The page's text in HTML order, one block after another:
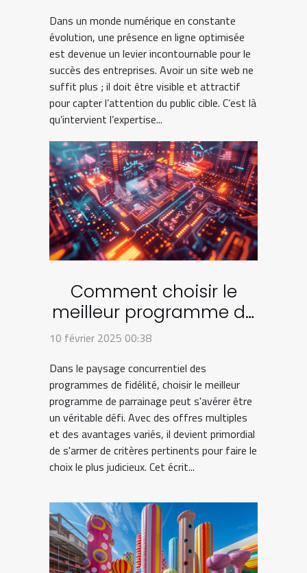
Dans un monde numérique en constante
évolution, une présence en ligne optimisée
est devenue un levier incontournable pour le
succès des entreprises. Avoir un site web ne
suffit plus ; il doit être visible et attractif
pour capter l’attention du public cible. C’est là
qu’intervient l’expertise...
Comment choisir le
meilleur programme de
parrainage en 2024
10 février 2025 00:38
Dans le paysage concurrentiel des
programmes de fidélité, choisir le meilleur
programme de parrainage peut s'avérer être
un véritable défi. Avec des offres multiples
et des avantages variés, il devient primordial
de s'armer de critères pertinents pour faire le
choix le plus judicieux. Cet écrit...